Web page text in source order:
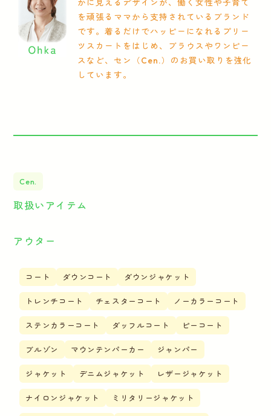
かに見えるデザインが、働く女性や子育て
を頑張るママから支持されているブランド
です。着るだけでハッピーになれるプリー
ツスカートをはじめ、ブラウスやワンピー
スなど、セン（Cen.）のお買い取りを強化
しています。
Cen.
取扱いアイテム
アウター
コート ダウンコート ダウンジャケット
トレンチコート チェスターコート ノーカラーコート
ステンカラーコート ダッフルコート ピーコート
ブルゾン マウンテンパーカー ジャンパー
ジャケット デニムジャケット レザージャケット
ナイロンジャケット ミリタリージャケット